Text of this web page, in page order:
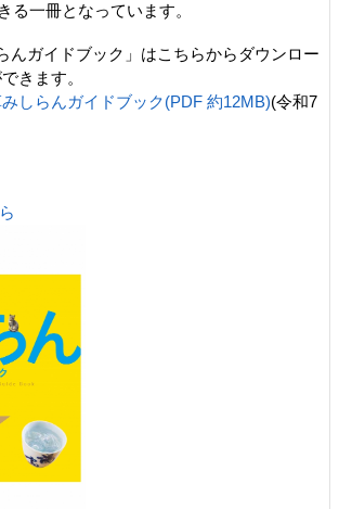
る一冊となっています。
ガイドブック」はこちらからダウンロー
きます。
みしらんガイドブック(PDF 約12MB)(令和7